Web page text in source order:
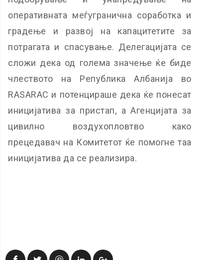
оперативната меѓугранична соработка и
градење и развој на капацитетите за
потрагата и спасување. Делегацијата се
сложи дека од голема значење ќе биде
члеството на Република Албанија во
RASARAC и потенцираше дека ќе понесат
иницијатива за пристап, а Агенцијата за
цивилно воздухопловтво како
прецедавач на Комитетот ќе помогне таа
иницијатива да се реализира.